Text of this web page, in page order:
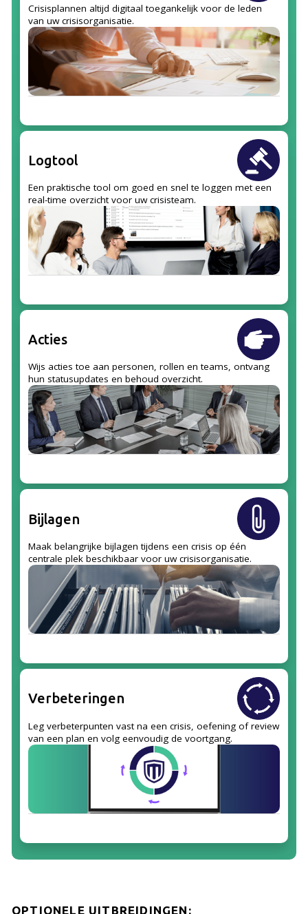
Crisisplannen altijd digitaal toegankelijk voor de leden
van uw crisisorganisatie.
Logtool
Een praktische tool om goed en snel te loggen met een
real-time overzicht voor uw crisisteam.
Acties
Wijs acties toe aan personen, rollen en teams, ontvang
hun statusupdates en behoud overzicht.
Bijlagen
Maak belangrijke bijlagen tijdens een crisis op één
centrale plek beschikbaar voor uw crisisorganisatie.
Verbeteringen
Leg verbeterpunten vast na een crisis, oefening of review
van een plan en volg eenvoudig de voortgang.
OPTIONELE UITBREIDINGEN: